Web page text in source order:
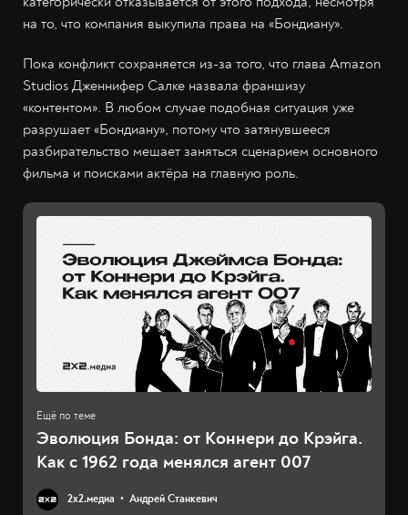
на то, что компания выкупила права на «Бондиану».
Пока конфликт сохраняется из-за того, что глава Amazon
Studios Дженнифер Салке назвала франшизу
«контентом». В любом случае подобная ситуация уже
разрушает «Бондиану», потому что затянувшееся
разбирательство мешает заняться сценарием основного
фильма и поисками актёра на главную роль.
Эволюция Бонда: от Коннери до Крэйга.
Как с 1962 года менялся агент 007
2х2.медиа Андрей Станкевич